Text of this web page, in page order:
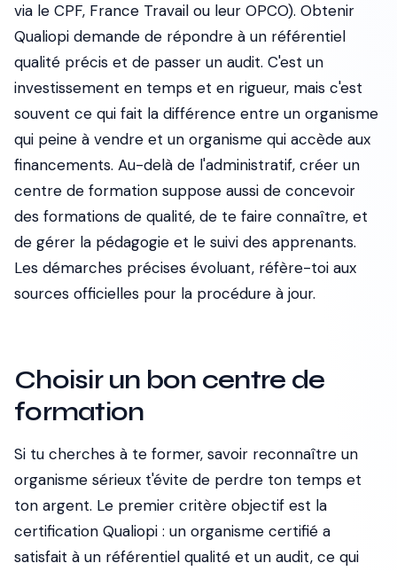
via le CPF, France Travail ou leur OPCO). Obtenir
Qualiopi demande de répondre à un référentiel
qualité précis et de passer un audit. C'est un
investissement en temps et en rigueur, mais c'est
souvent ce qui fait la différence entre un organisme
qui peine à vendre et un organisme qui accède aux
financements. Au-delà de l'administratif, créer un
centre de formation suppose aussi de concevoir
des formations de qualité, de te faire connaître, et
de gérer la pédagogie et le suivi des apprenants.
Les démarches précises évoluant, réfère-toi aux
sources officielles pour la procédure à jour.
Choisir un bon centre de
formation
Si tu cherches à te former, savoir reconnaître un
organisme sérieux t'évite de perdre ton temps et
ton argent. Le premier critère objectif est la
certification Qualiopi : un organisme certifié a
satisfait à un référentiel qualité et un audit, ce qui